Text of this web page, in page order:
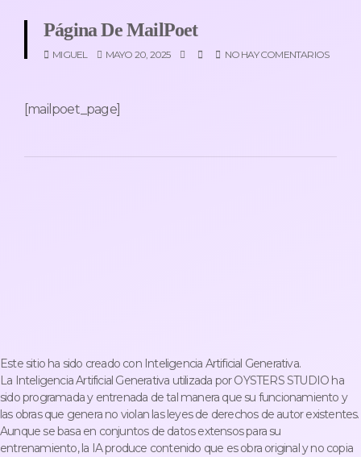
Página De MailPoet
MIGUEL MAYO 20, 2025 NO HAY COMENTARIOS
[mailpoet_page]
Este sitio ha sido creado con Inteligencia Artificial Generativa.
La Inteligencia Artificial Generativa utilizada por OYSTERS STUDIO ha
sido programada y entrenada de tal manera que su funcionamiento y
las obras que genera no violan las leyes de derechos de autor existentes.
Aunque se basa en conjuntos de datos extensos para su
entrenamiento, la IA produce contenido que es obra original y no copia